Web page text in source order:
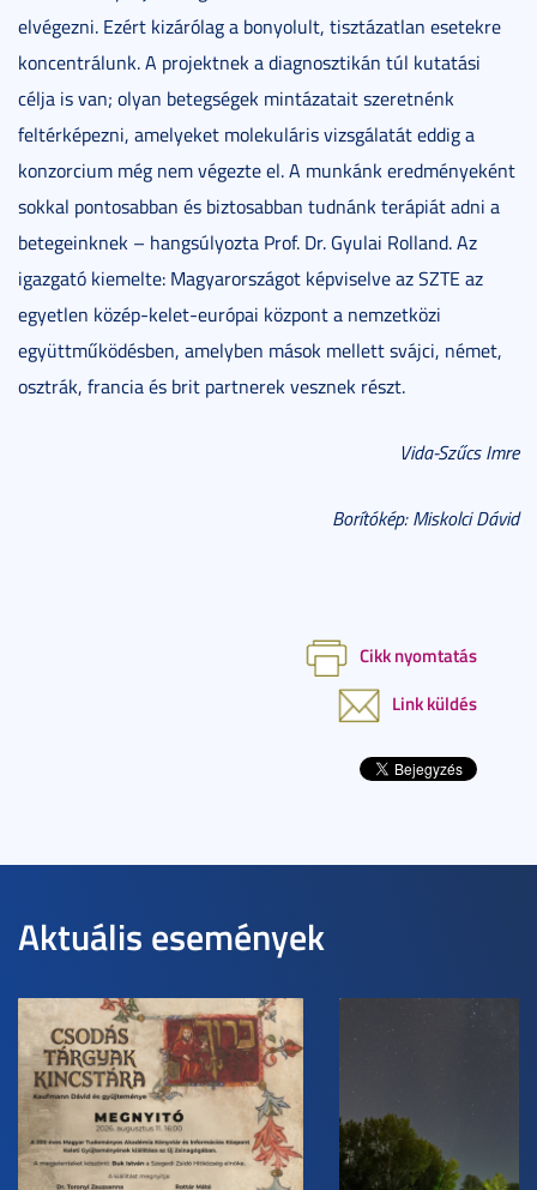
elvégezni. Ezért kizárólag a bonyolult, tisztázatlan esetekre
koncentrálunk. A projektnek a diagnosztikán túl kutatási
célja is van; olyan betegségek mintázatait szeretnénk
feltérképezni, amelyeket molekuláris vizsgálatát eddig a
konzorcium még nem végezte el. A munkánk eredményeként
sokkal pontosabban és biztosabban tudnánk terápiát adni a
betegeinknek – hangsúlyozta Prof. Dr. Gyulai Rolland. Az
igazgató kiemelte: Magyarországot képviselve az SZTE az
egyetlen közép-kelet-európai központ a nemzetközi
együttműködésben, amelyben mások mellett svájci, német,
osztrák, francia és brit partnerek vesznek részt.
Vida-Szűcs Imre
Borítókép: Miskolci Dávid
Cikk nyomtatás
Link küldés
Aktuális események